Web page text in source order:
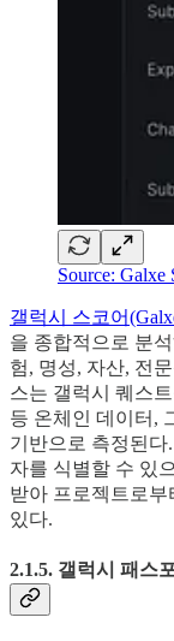
Source: Galxe
갤럭시 스코어
을 종합적으로 분
험, 명성, 자산, 전
스는 갤럭시 퀘스
등 온체인 데이터,
기반으로 측정된
자를 식별할 수 있
받아 프로젝트로부
있다.
2.1.5. 갤럭시 패스